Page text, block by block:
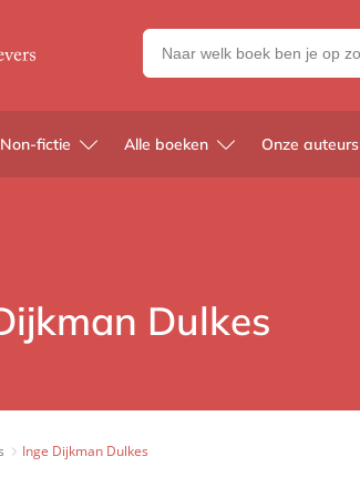
Zoeken
naar
en
uitgevers
Non-fictie Alle boeken Onze auteurs
Dulkes
Inge Dijkman Dulkes